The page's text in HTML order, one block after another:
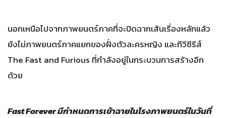
นอกเหนือไปจากภาพยนตร์ภาคที่จะปิดฉากเส้นเรื่องหลักแล้ว
ยังไม่ภาพยนตร์ภาคแยกของฝั่งตัวละครหญิง และทีวีซีรีส์
The Fast and Furious ที่กำลังอยู่ในกระบวนการสร้างอีก
ด้วย
Fast Forever มีกำหนดการเข้าฉายในโรงภาพยนตร์ในวันที่